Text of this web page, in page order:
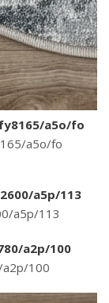
a5o/fo
a5o/fo
a5p/113
a5p/113
a2p/100
a2p/100